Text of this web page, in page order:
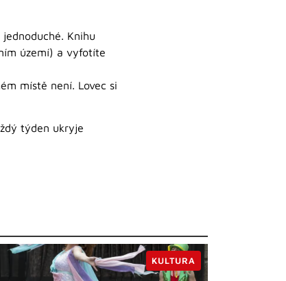
Knihu
území) a vyfotíte
místě není. Lovec si
týden ukryje
KULTURA